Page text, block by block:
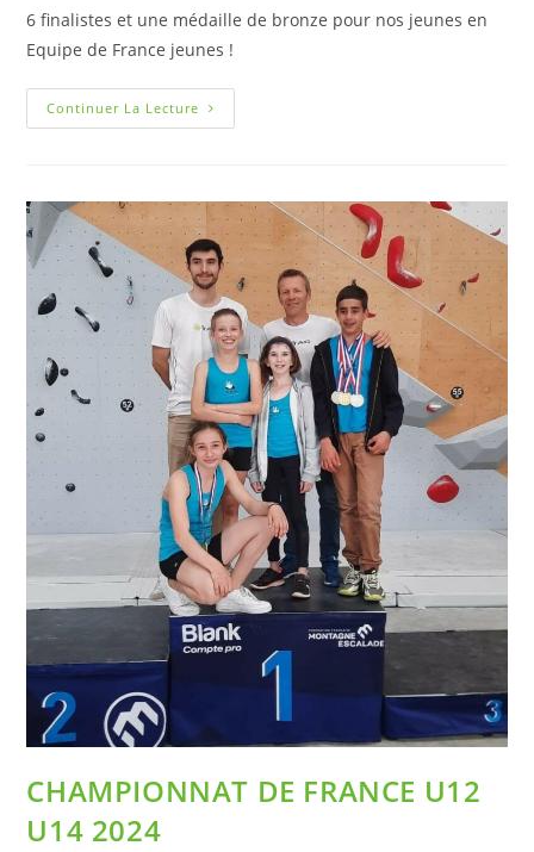
6 finalistes et une médaille de bronze pour nos jeunes en
Equipe de France jeunes !
Continuer La Lecture
CHAMPIONNAT DE FRANCE U12
U14 2024